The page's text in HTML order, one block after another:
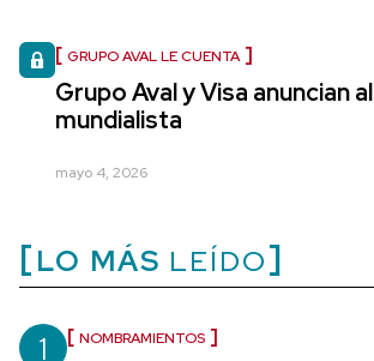
GRUPO AVAL LE CUENTA
Grupo Aval y Visa anuncian
mundialista
mayo 4, 2026
LO MÁS LEÍDO
1 NOMBRAMIENTOS